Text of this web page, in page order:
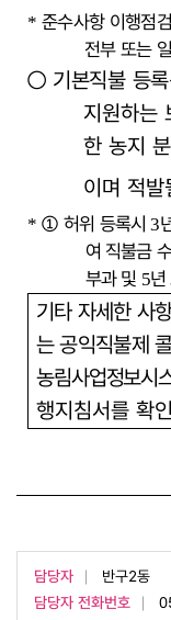
* 준수사항 이행점
전부 또는
○ 기본직불 등
지원하는
한 농지
이며 적
* ① 허위 등록시3
여 직불금
부과 및 5년
기타 자세한 사
는 공익직불제
농림사업정보시
행지침서를 확
담당자
반구2동
담당자 전화번호